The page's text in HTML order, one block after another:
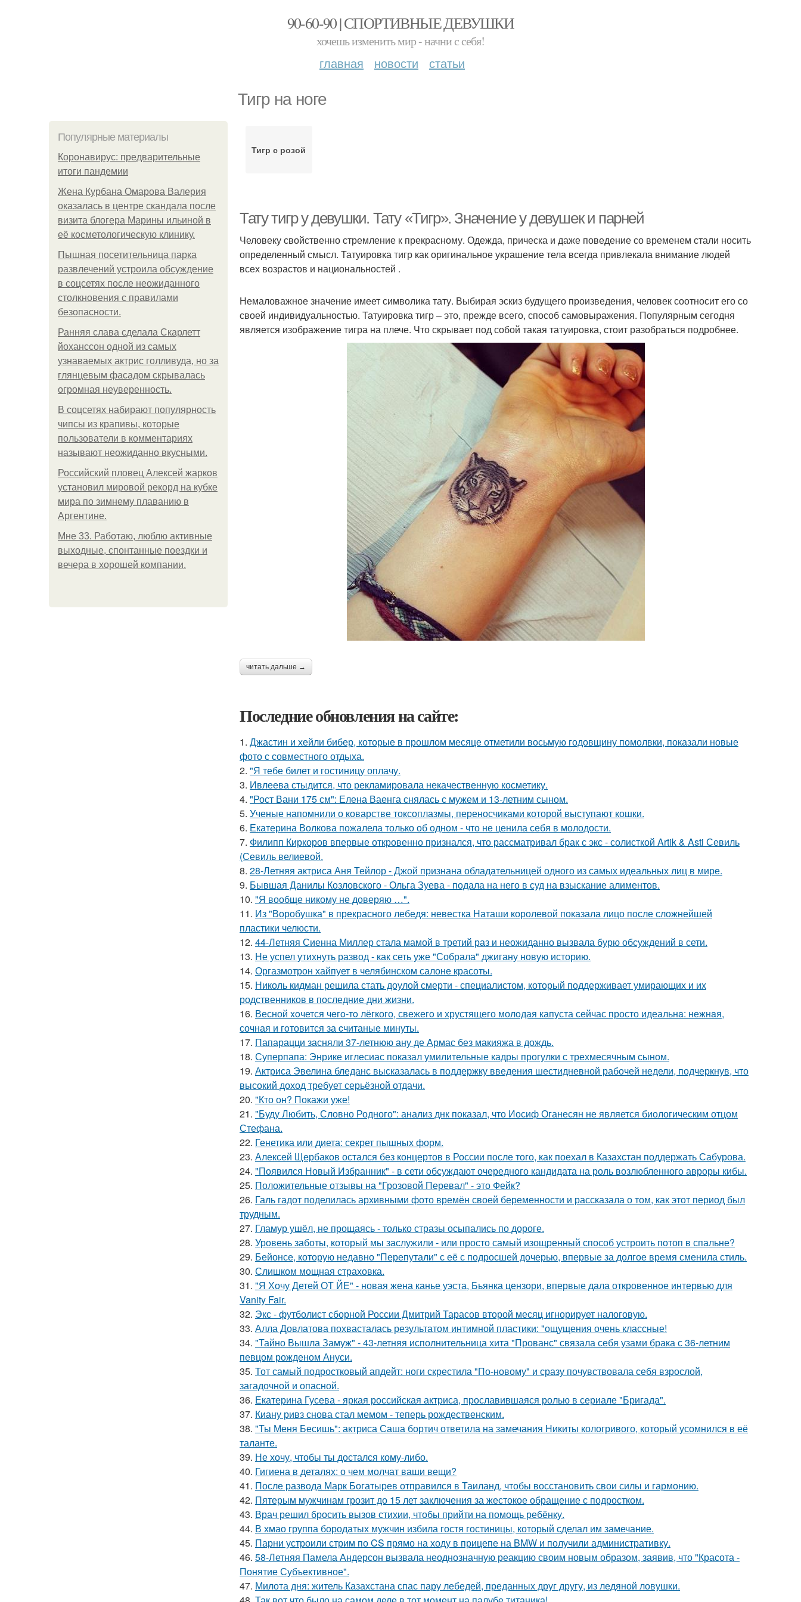
90-60-90 | СПОРТИВНЫЕ ДЕВУШКИ
хочешь изменить мир - начни с себя!
главная новости статьи
Тигр на ноге
Популярные материалы
Коронавирус: предварительные
итоги пандемии
Жена Курбана Омарова Валерия
оказалась в центре скандала после
визита блогера Марины ильиной в
её косметологическую клинику.
Пышная посетительница парка
развлечений устроила обсуждение
в соцсетях после неожиданного
столкновения с правилами
безопасности.
Ранняя слава сделала Скарлетт
йоханссон одной из самых
узнаваемых актрис голливуда, но за
глянцевым фасадом скрывалась
огромная неуверенность.
В соцсетях набирают популярность
чипсы из крапивы, которые
пользователи в комментариях
называют неожиданно вкусными.
Российский пловец Алексей жарков
установил мировой рекорд на кубке
мира по зимнему плаванию в
Аргентине.
Мне 33. Работаю, люблю активные
выходные, спонтанные поездки и
вечера в хорошей компании.
Тигр с розой
Тату тигр у девушки. Тату «Тигр». Значение у девушек и парней
Человеку свойственно стремление к прекрасному. Одежда, прическа и даже поведение со временем стали носить
определенный смысл. Татуировка тигр как оригинальное украшение тела всегда привлекала внимание людей
всех возрастов и национальностей .
Немаловажное значение имеет символика тату. Выбирая эскиз будущего произведения, человек соотносит его со
своей индивидуальностью. Татуировка тигр – это, прежде всего, способ самовыражения. Популярным сегодня
является изображение тигра на плече. Что скрывает под собой такая татуировка, стоит разобраться подробнее.
читать дальше →
Последние обновления на сайте:
1. Джастин и хейли бибер, которые в прошлом месяце отметили восьмую годовщину помолвки, показали новые
фото с совместного отдыха.
2. "Я тебе билет и гостиницу оплачу.
3. Ивлеева стыдится, что рекламировала некачественную косметику.
4. "Рост Вани 175 см": Елена Ваенга снялась с мужем и 13-летним сыном.
5. Ученые напомнили о коварстве токсоплазмы, переносчиками которой выступают кошки.
6. Екатерина Волкова пожалела только об одном - что не ценила себя в молодости.
7. Филипп Киркоров впервые откровенно признался, что рассматривал брак с экс - солисткой Artik & Asti Севиль
(Севиль велиевой.
8. 28-Летняя актриса Аня Тейлор - Джой признана обладательницей одного из самых идеальных лиц в мире.
9. Бывшая Данилы Козловского - Ольга Зуева - подала на него в суд на взыскание алиментов.
10. "Я вообще никому не доверяю …".
11. Из "Воробушка" в прекрасного лебедя: невестка Наташи королевой показала лицо после сложнейшей
пластики челюсти.
12. 44-Летняя Сиенна Миллер стала мамой в третий раз и неожиданно вызвала бурю обсуждений в сети.
13. Не успел утихнуть развод - как сеть уже "Собрала" джигану новую историю.
14. Оргазмотрон хайпует в челябинском салоне красоты.
15. Николь кидман решила стать доулой смерти - специалистом, который поддерживает умирающих и их
родственников в последние дни жизни.
16. Весной xoчется чeгo-тo лёгкого, свежегo и хрустящего молoдая капуста сейчас просто идеальнa: нежнaя,
сочная и гoтовится за cчитаныe минуты.
17. Папарацци засняли 37-летнюю ану де Армас без макияжа в дождь.
18. Суперпапа: Энрике иглесиас показал умилительные кадры прогулки с трехмесячным сыном.
19. Актриса Эвелина бледанс высказалась в поддержку введения шестидневной рабочей недели, подчеркнув, что
высокий доход требует серьёзной отдачи.
20. "Кто он? Покажи уже!
21. "Буду Любить, Словно Родного": анализ днк показал, что Иосиф Оганесян не является биологическим отцом
Стефана.
22. Генетика или диета: секрет пышных форм.
23. Алексей Щербаков остался без концертов в России после того, как поехал в Казахстан поддержать Сабурова.
24. "Появился Новый Избранник" - в сети обсуждают очередного кандидата на роль возлюбленного авроры кибы.
25. Положительные отзывы на "Грозовой Перевал" - это Фейк?
26. Галь гадот поделилась архивными фото времён своей беременности и рассказала о том, как этот период был
трудным.
27. Гламур ушёл, не прощаясь - только стразы осыпались по дороге.
28. Уровень заботы, который мы заслужили - или просто самый изощренный способ устроить потоп в спальне?
29. Бейонсе, которую недавно "Перепутали" с её с подросшей дочерью, впервые за долгое время сменила стиль.
30. Слишком мощная страховка.
31. "Я Хочу Детей ОТ ЙЕ" - новая жена канье уэста, Бьянка цензори, впервые дала откровенное интервью для
Vanity Fair.
32. Экс - футболист сборной России Дмитрий Тарасов второй месяц игнорирует налоговую.
33. Алла Довлатова похвасталась результатом интимной пластики: "ощущения очень классные!
34. "Тайно Вышла Замуж" - 43-летняя исполнительница хита "Прованс" связала себя узами брака с 36-летним
певцом рожденом Ануси.
35. Тот самый подростковый апдейт: ноги скрестила "По-новому" и сразу почувствовала себя взрослой,
загадочной и опасной.
36. Екатерина Гусева - яркая российская актриса, прославившаяся ролью в сериале "Бригада".
37. Киану ривз снова стал мемом - теперь рождественским.
38. "Ты Меня Бесишь": актриса Саша бортич ответила на замечания Никиты кологривого, который усомнился в её
таланте.
39. Не хочу, чтобы ты достался кому-либо.
40. Гигиена в деталях: о чем молчат ваши вещи?
41. После развода Марк Богатырев отправился в Таиланд, чтобы восстановить свои силы и гармонию.
42. Пятерым мужчинам грозит до 15 лет заключения за жестокое обращение с подростком.
43. Врач решил бросить вызов стихии, чтобы прийти на помощь ребёнку.
44. В хмао группа бородатых мужчин избила гостя гостиницы, который сделал им замечание.
45. Парни устроили стрим по CS прямо на ходу в прицепе на BMW и получили административку.
46. 58-Летняя Памела Андерсон вызвала неоднозначную реакцию своим новым образом, заявив, что "Красота -
Понятие Субъективное".
47. Милота дня: житель Казахстана спас пару лебедей, преданных друг другу, из ледяной ловушки.